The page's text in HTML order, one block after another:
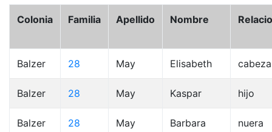
Colonia Familia Apellido Nombre
Balzer 28 May Elisabeth cabeza
Balzer 28 May Kaspar hijo
Balzer 28 May Barbara nuera